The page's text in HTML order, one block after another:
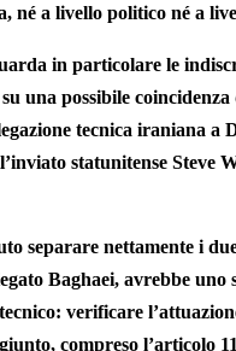
né a livello politico né a
in particolare le
una possibile
tecnica iraniana a
statunitense Steve
separare nettamente i
Baghaei, avrebbe uno
verificare
compreso l’articolo